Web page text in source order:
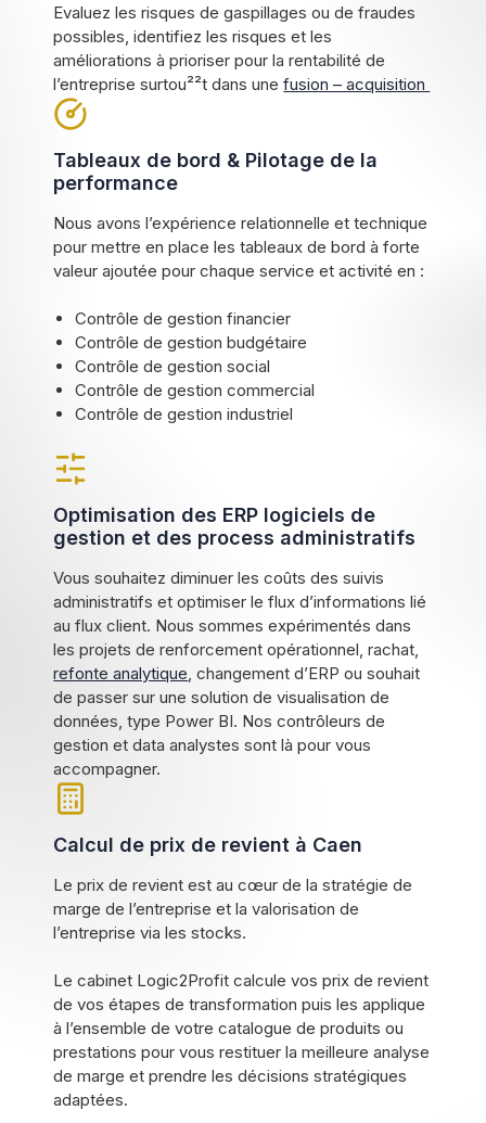
Evaluez les risques de gaspillages ou de fraudes
possibles, identifiez les risques et les
améliorations à prioriser pour la rentabilité de
l’entreprise surtou²²t dans unefusion – acquisition
Tableaux de bord & Pilotage de la
performance
Nous avons l’expérience relationnelle et technique
pour mettre en place les tableaux de bord à forte
valeur ajoutée pour chaque service et activité en :
Contrôle de gestion financier
Contrôle de gestion budgétaire
Contrôle de gestion social
Contrôle de gestion commercial
Contrôle de gestion industriel
Optimisation des ERP logiciels de
gestion et des process administratifs
Vous souhaitez diminuer les coûts des suivis
administratifs et optimiser le flux d’informations lié
au flux client. Nous sommes expérimentés dans
les projets de renforcement opérationnel, rachat,
refonte analytique , changement d’ERP ou souhait
de passer sur une solution de visualisation de
données, type Power BI. Nos contrôleurs de
gestion et data analystes sont là pour vous
accompagner.
Calcul de prix de revient à Caen
Le prix de revient est au cœur de la stratégie de
marge de l’entreprise et la valorisation de
l’entreprise via les stocks.
Le cabinet Logic2Profit calcule vos prix de revient
de vos étapes de transformation puis les applique
à l’ensemble de votre catalogue de produits ou
prestations pour vous restituer la meilleure analyse
de marge et prendre les décisions stratégiques
adaptées.